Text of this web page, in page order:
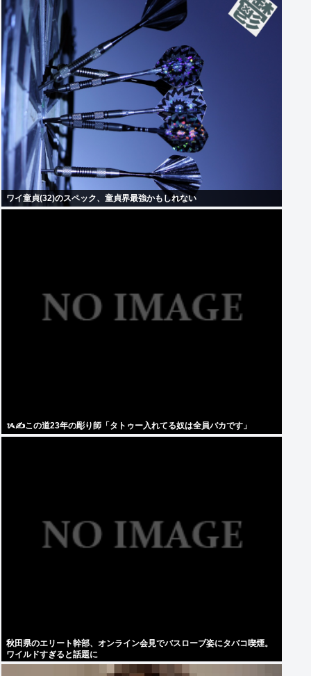
ワイ童貞(32)のスペック、童貞界最強かもしれない
ᝰ✍この道23年の彫り師「タトゥー入れてる奴は全員バカです」
秋田県のエリート幹部、オンライン会見でバスローブ姿にタバコ喫煙。
ワイルドすぎると話題に